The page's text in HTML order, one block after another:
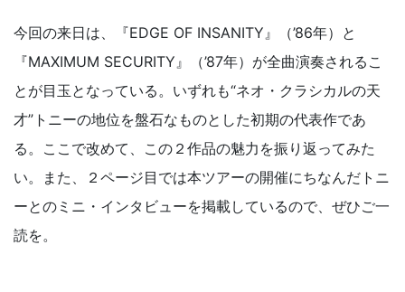
今回の来日は、『EDGE OF INSANITY』（’86年）と
『MAXIMUM SECURITY』（’87年）が全曲演奏されるこ
とが目玉となっている。いずれも“ネオ・クラシカルの天
才”トニーの地位を盤石なものとした初期の代表作であ
る。ここで改めて、この２作品の魅力を振り返ってみた
い。また、２ページ目では本ツアーの開催にちなんだトニ
ーとのミニ・インタビューを掲載しているので、ぜひご一
読を。